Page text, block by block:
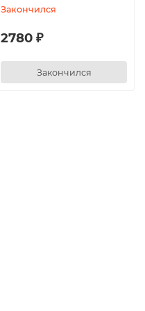
Закончился
2780 ₽
Закончился